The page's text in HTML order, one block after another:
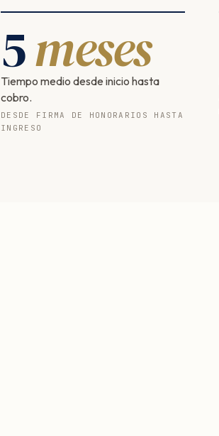
5meses
Tiempo medio desde inicio hasta
cobro.
DESDE FIRMA DE HONORARIOS HASTA
INGRESO